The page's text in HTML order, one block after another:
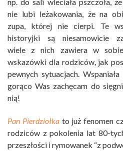
nie lubi leżakowania, że na
zupa, której nie cierpi. Te
historyjki są niesamowicie
wiele z nich zawiera w
wskazówki dla rodziców, jak
pewnych sytuacjach.
gorąco Was zachęcam do
nią!
Pan Pierdziołkato już fenomen
rodziców z pokolenia lat 80-
przeszłości i rymowanek “z